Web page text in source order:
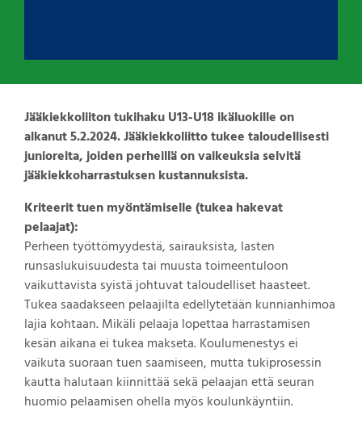
Jääkiekkoliiton tukihaku U13-U18 ikäluokille on
alkanut 5.2.2024. Jääkiekkoliitto tukee taloudellisesti
junioreita, joiden perheillä on vaikeuksia selvitä
jääkiekkoharrastuksen kustannuksista.
Kriteerit tuen myöntämiselle (tukea hakevat
pelaajat):
Perheen työttömyydestä, sairauksista, lasten
runsaslukuisuudesta tai muusta toimeentuloon
vaikuttavista syistä johtuvat taloudelliset haasteet.
Tukea saadakseen pelaajilta edellytetään kunnianhimoa
lajia kohtaan. Mikäli pelaaja lopettaa harrastamisen
kesän aikana ei tukea makseta. Koulumenestys ei
vaikuta suoraan tuen saamiseen, mutta tukiprosessin
kautta halutaan kiinnittää sekä pelaajan että seuran
huomio pelaamisen ohella myös koulunkäyntiin.